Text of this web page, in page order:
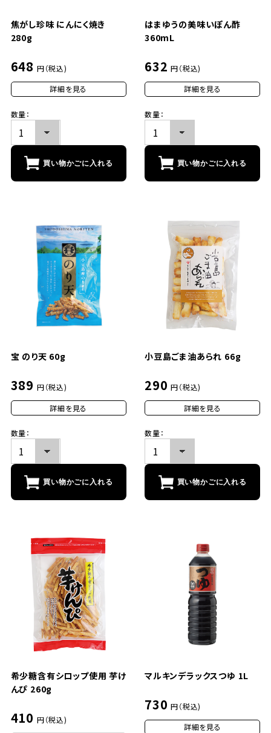
焦がし珍味 にんにく焼き
280g
648 円（税込)
詳細を見る
数量：
買い物かごに入れる
はまゆうの美味いぽん酢
360mL
632 円（税込)
詳細を見る
数量：
買い物かごに入れる
宝 のり天 60g
389 円（税込)
詳細を見る
数量：
買い物かごに入れる
小豆島ごま油あられ 66g
290 円（税込)
詳細を見る
数量：
買い物かごに入れる
希少糖含有シロップ使用 芋け
んぴ 260g
410 円（税込)
マルキンデラックスつゆ 1L
730 円（税込)
詳細を見る